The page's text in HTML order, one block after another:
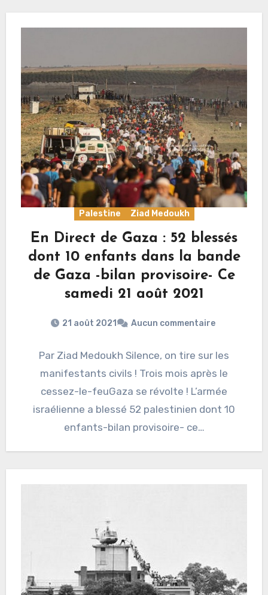
Palestine Ziad Medoukh
En Direct de Gaza : 52 blessés
dont 10 enfants dans la bande
de Gaza -bilan provisoire- Ce
samedi 21 août 2021
21 août 2021 Aucun commentaire
Par Ziad Medoukh Silence, on tire sur les
manifestants civils ! Trois mois après le
cessez-le-feuGaza se révolte ! L’armée
israélienne a blessé 52 palestinien dont 10
enfants-bilan provisoire- ce…